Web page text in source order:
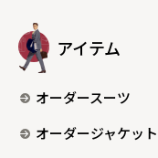
アイテム
オーダースーツ
オーダージャケット